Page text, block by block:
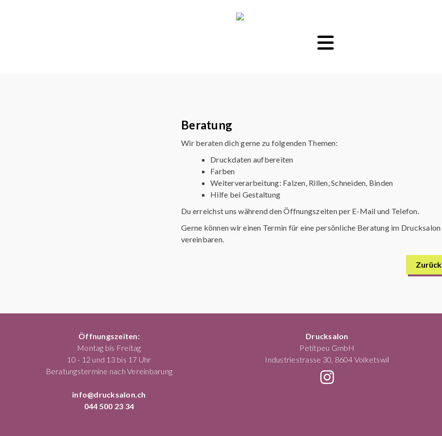
Beratung
Wir beraten dich gerne zu folgenden Themen:
Druckdaten aufbereiten
Farben
Weiterverarbeitung: Falzen, Rillen, Schneiden, Binden
Hilfe bei Gestaltung
Du erreichst uns während den Öffnungszeiten per E-Mail und Telefon.
Gerne können wir einen Termin für eine persönliche Beratung im Drucksalon
vereinbaren.
Zurück
Öffnungszeiten:
Montag bis Freitag
10 - 12 und 13 bis 17 Uhr
Beratungstermine nach Vereinbarung
info@drucksalon.ch
044 500 23 34
Drucksalon
Petitpeu GmbH
Industriestrasse 30, 8604 Volketswil